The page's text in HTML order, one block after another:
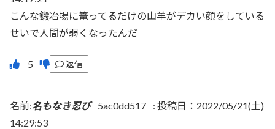
こんな鍛冶場に篭ってるだけの山羊がデカい顔をしている
せいで人間が弱くなったんだ
返信
名前:名もなき忍び 5ac0dd517 : 投稿日：2022/05/21(土)
14:29:53